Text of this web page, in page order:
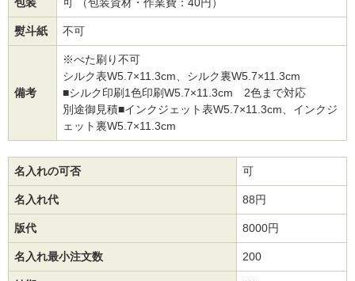
熨斗紙 不可
備考
※べた刷り不可
シルク表W5.7×11.3cm、シルク裏W5.7×11.3cm
■シルク印刷1色印刷W5.7×11.3cm 2色まで対応
別途御見積■インクジェット表W5.7×11.3cm、インクジ
ェット裏W5.7×11.3cm
名入れの可否 可
名入れ代 88円
版代 8000円
名入れ最小注文数 200